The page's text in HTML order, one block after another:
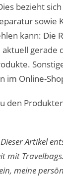
bezieht
sowie
kann: Die
aktuell gerade
im Online-
den
Artikel
mit
meine